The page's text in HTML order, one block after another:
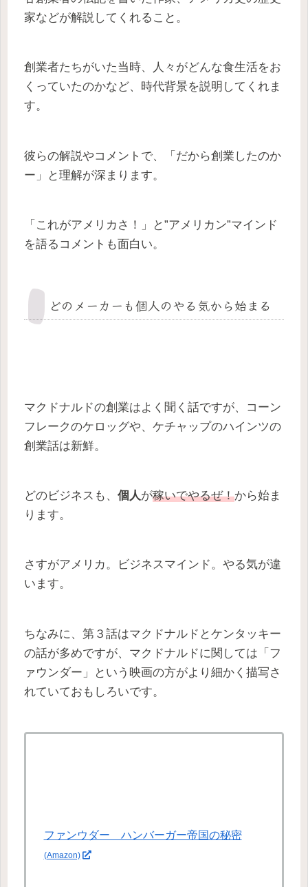
家などが解説してくれること。
創業者たちがいた当時、人々がどんな食生活をお
くっていたのかなど、時代背景を説明してくれま
す。
彼らの解説やコメントで、「だから創業したのか
ー」と理解が深まります。
「これがアメリカさ！」と”アメリカン”マインド
を語るコメントも面白い。
どのメーカーも個人のやる気から始まる
マクドナルドの創業はよく聞く話ですが、コーン
フレークのケロッグや、ケチャップのハインツの
創業話は新鮮。
どのビジネスも、 個人が稼いでやるぜ！から始ま
ります。
さすがアメリカ。ビジネスマインド。やる気が違
います。
ちなみに、第３話はマクドナルドとケンタッキー
の話が多めですが、マクドナルドに関しては「フ
ァウンダー」という映画の方がより細かく描写さ
れていておもしろいです。
ファンウダー ハンバーガー帝国の秘密
(Amazon)